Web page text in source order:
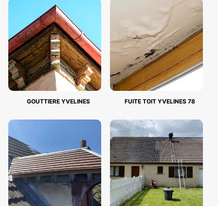
GOUTTIERE YVELINES FUITE TOIT YVELINES 78